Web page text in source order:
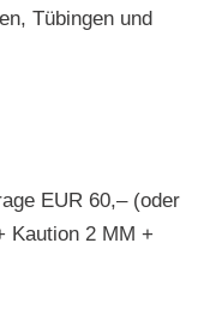
Tübingen und
EUR 60,– (oder
Kaution 2 MM +